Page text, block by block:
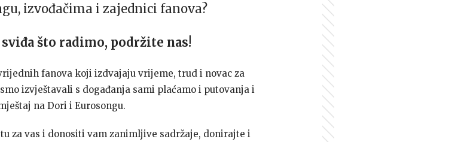
izvođačima i zajednici fanova?
što radimo, podržite nas!
fanova koji izdvajaju vrijeme, trud i novac za
izvještavali s događanja sami plaćamo i putovanja i
na Dori i Eurosongu.
za vas i donositi vam zanimljive sadržaje, donirajte i